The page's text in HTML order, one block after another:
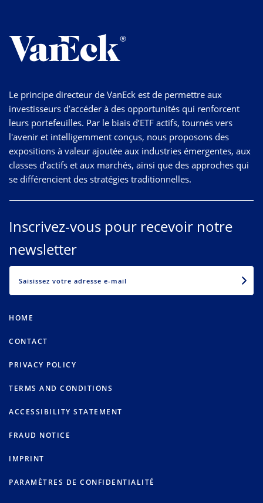
Le principe directeur de VanEck est de permettre aux
investisseurs d’accéder à des opportunités qui renforcent
leurs portefeuilles. Par le biais d’ETF actifs, tournés vers
l'avenir et intelligemment conçus, nous proposons des
expositions à valeur ajoutée aux industries émergentes, aux
classes d'actifs et aux marchés, ainsi que des approches qui
se différencient des stratégies traditionnelles.
Inscrivez-vous pour recevoir notre
newsletter
HOME
CONTACT
PRIVACY POLICY
TERMS AND CONDITIONS
ACCESSIBILITY STATEMENT
FRAUD NOTICE
IMPRINT
PARAMÈTRES DE CONFIDENTIALITÉ